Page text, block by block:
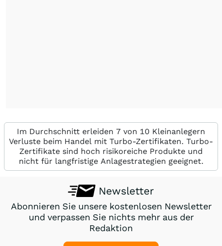
Im Durchschnitt erleiden 7 von 10 Kleinanlegern
Verluste beim Handel mit Turbo-Zertifikaten. Turbo-
Zertifikate sind hoch risikoreiche Produkte und
nicht für langfristige Anlagestrategien geeignet.
Newsletter
Abonnieren Sie unsere kostenlosen Newsletter
und verpassen Sie nichts mehr aus der
Redaktion